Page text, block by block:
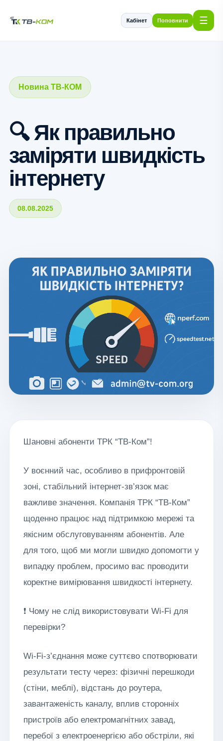
Кабінет Поповнити ☰
Новина ТВ-КОМ
🔍 Як правильно
заміряти швидкість
інтернету
08.08.2025
Шановні абоненти ТРК “ТВ-Ком”!
У воєнний час, особливо в прифронтовій
зоні, стабільний інтернет-зв’язок має
важливе значення. Компанія ТРК “ТВ-Ком”
щоденно працює над підтримкою мережі та
якісним обслуговуванням абонентів. Але
для того, щоб ми могли швидко допомогти у
випадку проблем, просимо вас проводити
коректне вимірювання швидкості інтернету.
❗ Чому не слід використовувати Wi-Fi для
перевірки?
Wi-Fi-з’єднання може суттєво спотворювати
результати тесту через: фізичні перешкоди
(стіни, меблі), відстань до роутера,
завантаженість каналу, вплив сторонніх
пристроїв або електромагнітних завад,
перебої з електроенергією або обстріли, які